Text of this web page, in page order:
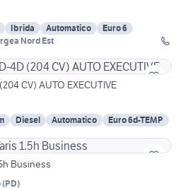
Ibrida Automatico
Euro 6
Nord Est
CV) AUTO EXECUTIVE
Diesel Automatico
Euro 6d-TEMP
Business
(PD)